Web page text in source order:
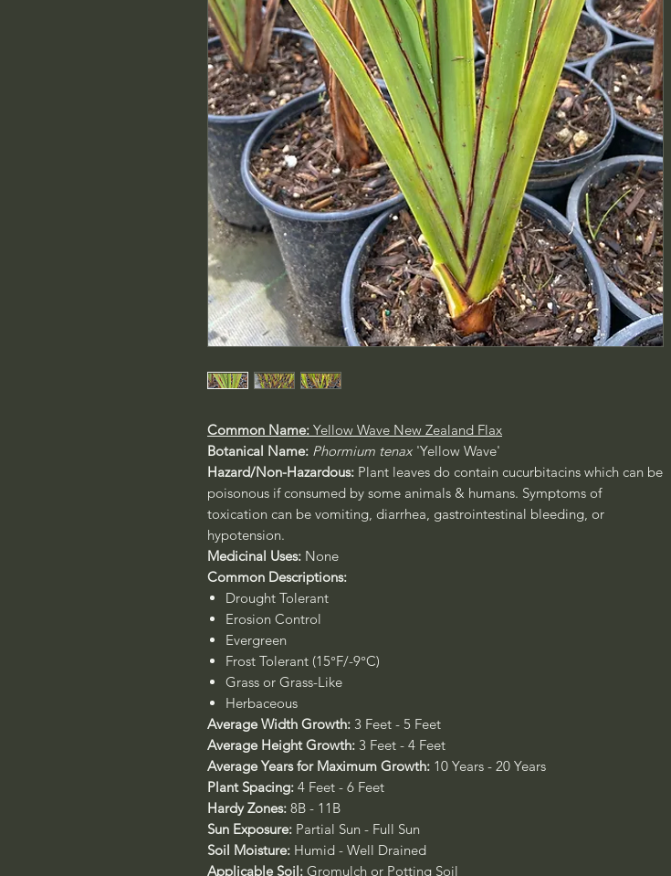
Common Name: Yellow Wave New Zealand Flax
Botanical Name: Phormium tenax 'Yellow Wave'
Hazard/Non-Hazardous: Plant leaves do contain cucurbitacins which can be
poisonous if consumed by some animals & humans. Symptoms of
toxication can be vomiting, diarrhea, gastrointestinal bleeding, or
hypotension.
Medicinal Uses: None
Common Descriptions:
Drought Tolerant
Erosion Control
Evergreen
Frost Tolerant (15°F/-9°C)
Grass or Grass-Like
Herbaceous
Average Width Growth: 3 Feet - 5 Feet
Average Height Growth: 3 Feet - 4 Feet
Average Years for Maximum Growth: 10 Years - 20 Years
Plant Spacing: 4 Feet - 6 Feet
Hardy Zones: 8B - 11B
Sun Exposure: Partial Sun - Full Sun
Soil Moisture: Humid - Well Drained
Applicable Soil: Gromulch or Potting Soil